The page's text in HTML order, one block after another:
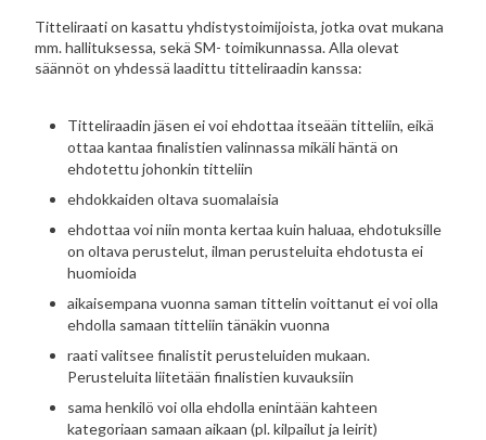
Titteliraati on kasattu yhdistystoimijoista, jotka ovat mukana
mm. hallituksessa, sekä SM- toimikunnassa. Alla olevat
säännöt on yhdessä laadittu titteliraadin kanssa:
Titteliraadin jäsen ei voi ehdottaa itseään titteliin, eikä
ottaa kantaa finalistien valinnassa mikäli häntä on
ehdotettu johonkin titteliin
ehdokkaiden oltava suomalaisia
ehdottaa voi niin monta kertaa kuin haluaa, ehdotuksille
on oltava perustelut, ilman perusteluita ehdotusta ei
huomioida
aikaisempana vuonna saman tittelin voittanut ei voi olla
ehdolla samaan titteliin tänäkin vuonna
raati valitsee finalistit perusteluiden mukaan.
Perusteluita liitetään finalistien kuvauksiin
sama henkilö voi olla ehdolla enintään kahteen
kategoriaan samaan aikaan (pl. kilpailut ja leirit)